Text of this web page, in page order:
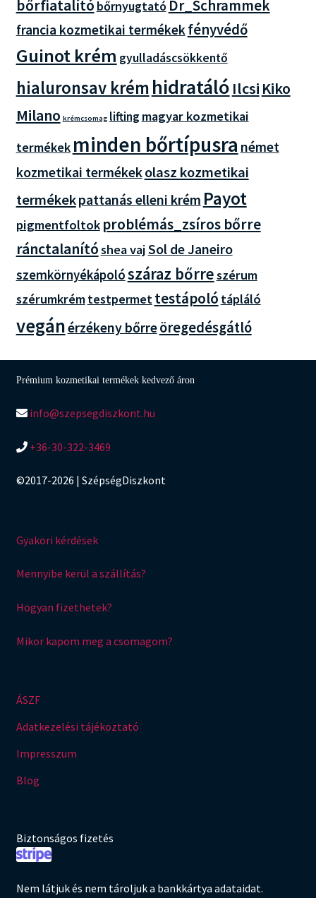
bőrfiatalító bőrnyugtató Dr_Schrammek
francia kozmetikai termékek fényvédő
Guinot krém gyulladáscsökkentő
hialuronsav krémhidratáló Ilcsi Kiko
Milano krémcsomag lifting magyar kozmetikai
termékek minden bőrtípusra német
kozmetikai termékekolasz kozmetikai
termékekpattanás elleni krém Payot
pigmentfoltok problémás_zsíros bőrre
ránctalanítóshea vajSol de Janeiro
szemkörnyékápolószáraz bőrreszérum
szérumkrémtestpermettestápoló tápláló
vegánérzékeny bőrreöregedésgátló
Prémium kozmetikai termékek kedvező áron
info@szepsegdiszkont.hu
+36-30-322-3469
©2017-2026 | SzépségDiszkont
Gyakori kérdések
Mennyibe kerül a szállítás?
Hogyan fizethetek?
Mikor kapom meg a csomagom?
ÁSZF
Adatkezelési tájékoztató
Impresszum
Blog
Biztonságos fizetés
Nem látjuk és nem tároljuk a bankkártya adataidat.